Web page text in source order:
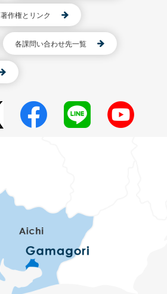
著作権とリンク
各課問い合わせ先一覧